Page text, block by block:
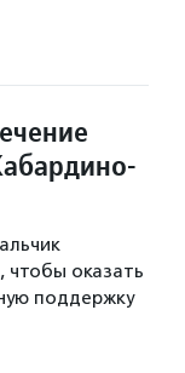
чтобы оказать
поддержку